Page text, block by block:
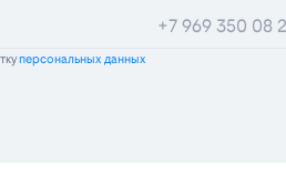
персональных данных